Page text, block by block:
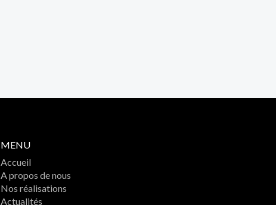
MENU
Accueil
A propos de nous
Nos réalisations
Actualités